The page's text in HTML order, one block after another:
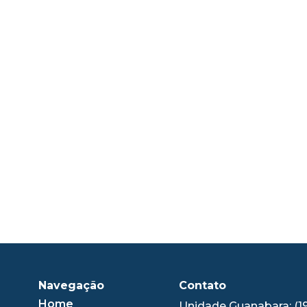
Navegação
Home
Contato